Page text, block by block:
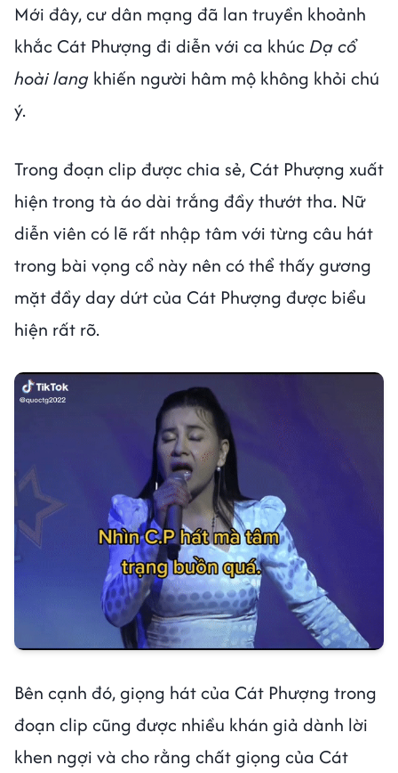
Mới đây, cư dân mạng đã lan truyền khoảnh
khắc Cát Phượng đi diễn với ca khúc Dạ cổ
hoài lang khiến người hâm mộ không khỏi chú
ý.
Trong đoạn clip được chia sẻ, Cát Phượng xuất
hiện trong tà áo dài trắng đầy thướt tha. Nữ
diễn viên có lẽ rất nhập tâm với từng câu hát
trong bài vọng cổ này nên có thể thấy gương
mặt đầy day dứt của Cát Phượng được biểu
hiện rất rõ.
Bên cạnh đó, giọng hát của Cát Phượng trong
đoạn clip cũng được nhiều khán giả dành lời
khen ngợi và cho rằng chất giọng của Cát